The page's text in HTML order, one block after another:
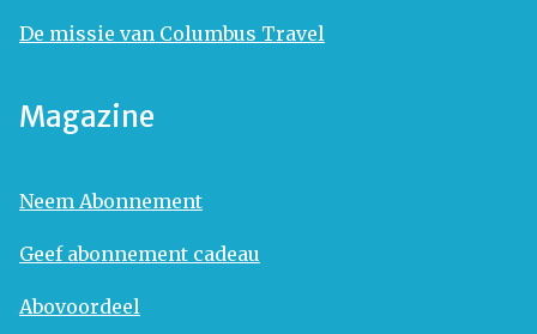
De missie van Columbus Travel
Magazine
Neem Abonnement
Geef abonnement cadeau
Abovoordeel